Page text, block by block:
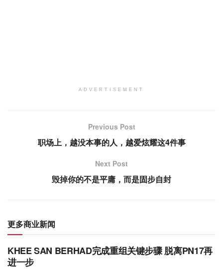
ADVERTISEMENT
Previous Post
职场上，越没本事的人，越爱炫耀这4件事
Next Post
毁掉你的不是平庸，而是固步自封
更多商业新闻
KHEE SAN BERHAD完成重组关键步骤 脱离PN17再
进一步